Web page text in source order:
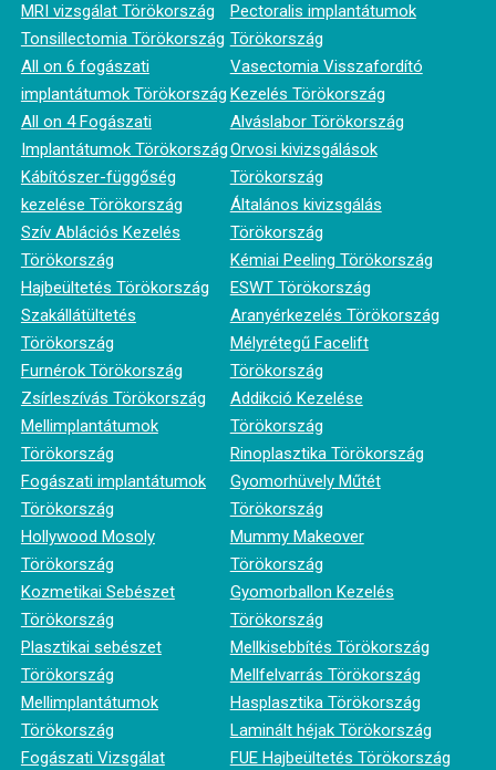
MRI vizsgálat Törökország
Tonsillectomia Törökország
All on 6 fogászati
implantátumok Törökország
All on 4 Fogászati
Implantátumok Törökország
Kábítószer-függőség
kezelése Törökország
Szív Ablációs Kezelés
Törökország
Hajbeültetés Törökország
Szakállátültetés
Törökország
Furnérok Törökország
Zsírleszívás Törökország
Mellimplantátumok
Törökország
Fogászati implantátumok
Törökország
Hollywood Mosoly
Törökország
Kozmetikai Sebészet
Törökország
Plasztikai sebészet
Törökország
Mellimplantátumok
Törökország
Fogászati Vizsgálat
Pectoralis implantátumok
Törökország
Vasectomia Visszafordító
Kezelés Törökország
Alváslabor Törökország
Orvosi kivizsgálások
Törökország
Általános kivizsgálás
Törökország
Kémiai Peeling Törökország
ESWT Törökország
Aranyérkezelés Törökország
Mélyrétegű Facelift
Törökország
Addikció Kezelése
Törökország
Rinoplasztika Törökország
Gyomorhüvely Műtét
Törökország
Mummy Makeover
Törökország
Gyomorballon Kezelés
Törökország
Mellkisebbítés Törökország
Mellfelvarrás Törökország
Hasplasztika Törökország
Laminált héjak Törökország
FUE Hajbeültetés Törökország